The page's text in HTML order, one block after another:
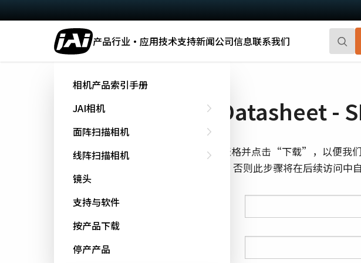
产品行业·应用技术支持新闻公司信息联系我们
相机产品索引手册
JAI相机
面阵扫描相机
线阵扫描相机
镜头
支持与软件
按产品下载
停产产品
系统的CMOS区域
高帧率和前
Spark系列
先进的面阵扫描
率、高帧率和高
Fusion
多传感器多
于专业成像
可订制搭载有两
3-CMOS棱
下载 Datasheet -
填写下面的表格并点击“下载”，以便我
cookie跟踪，否则此步骤将在后续访问中